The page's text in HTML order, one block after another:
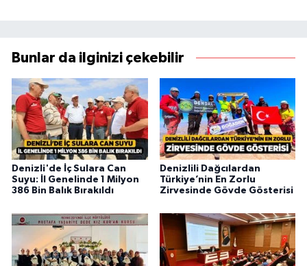
Bunlar da ilginizi çekebilir
Denizli'de İç Sulara Can
Suyu: İl Genelinde 1 Milyon
386 Bin Balık Bırakıldı
Denizlili Dağcılardan
Türkiye’nin En Zorlu
Zirvesinde Gövde Gösterisi